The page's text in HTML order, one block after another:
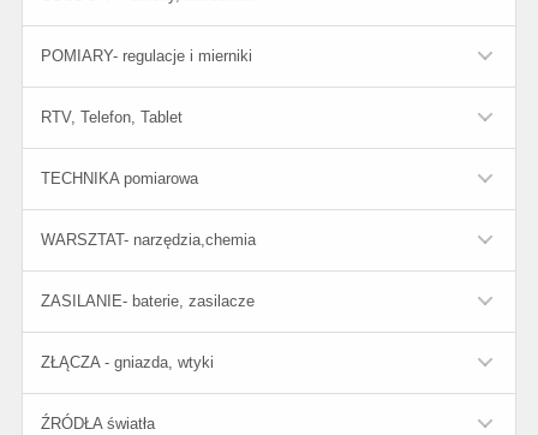
POMIARY- regulacje i mierniki
RTV, Telefon, Tablet
TECHNIKA pomiarowa
WARSZTAT- narzędzia,chemia
ZASILANIE- baterie, zasilacze
ZŁĄCZA - gniazda, wtyki
ŹRÓDŁA światła